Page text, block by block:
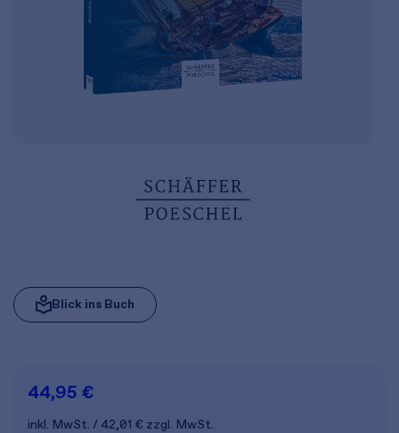
Blick ins Buch
44,95 €
inkl. MwSt. 42,01 € zzgl. MwSt.